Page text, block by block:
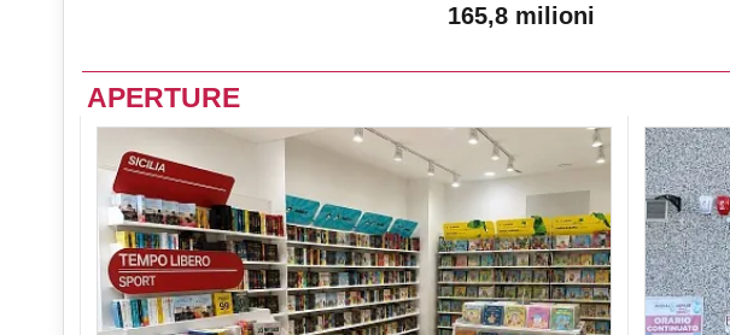
165,8 milioni
APERTURE